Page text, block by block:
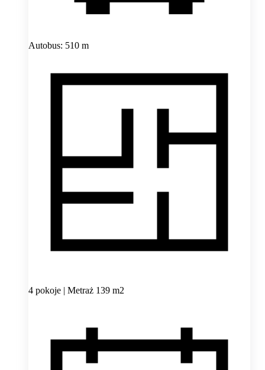
Autobus: 510 m
4 pokoje | Metraż 139 m2